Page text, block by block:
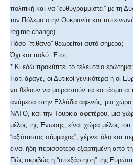
πολιτική και να “ευθυγραμμιστεί” με
τον Πόλεμο στην Ουκρανία και
regime change).
Πόσο “πιθανό” θεωρείται αυτό σήμερα;
Όχι και πολύ. Έτσι;
* Κι εδώ προκύπτει το τελευταίο ερώτημα:
Γιατί άραγε, οι Δυτικοί γενικότερα ή οι
να θέλουν να μοιραστούν τα κοιτάσματα
ανάμεσα στην Ελλάδα αφενός, μια χώρα
ΝΑΤΟ, και την Τουρκία αφετέρου, μια
μέλος της Ένωσης, είναι χώρα μέλος
“αξιόπιστος σύμμαχος”, γέρνει όλο και
είναι ήδη περισσότερο εξαρτημένη από
Πώς ακριβώς η “απεξάρτηση” της